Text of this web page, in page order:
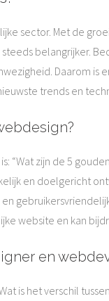
sector. Met de
belangrijker.
Daarom
trends en
“Wat zijn de 5
en doelgericht
website en kan
en
is het verschil